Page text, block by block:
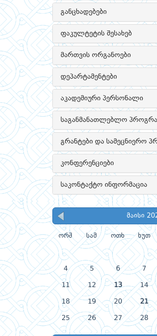
განცხადებები
ფაკულტეტის შესახებ
მართვის ორგანოები
დეპარტამენტები
აკადემიური პერსონალი
საგანმანათლებლო
გრანტები და სამეცნიერო
კონფერენციები
საკონტაქტო ინფორმაცია
მაისი
ორშ სამ ოთხ ხუთ
4 5 6 7
11 12 13 14
18 19 20 21
25 26 27 28